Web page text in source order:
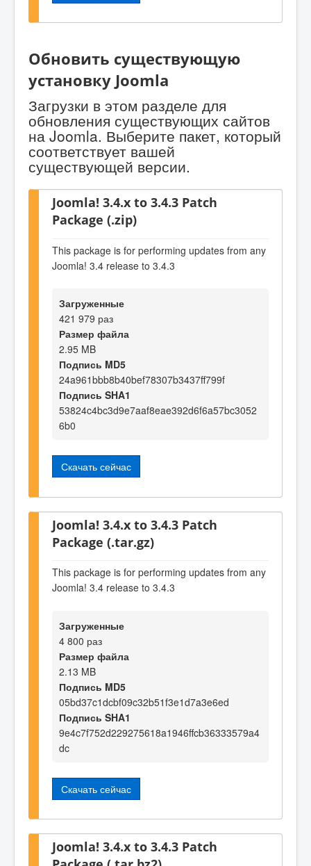
Обновить существующую
установку Joomla
Загрузки в этом разделе для
обновления существующих сайтов
на Joomla. Выберите пакет, который
соответствует вашей
существующей версии.
Joomla! 3.4.x to 3.4.3 Patch
Package (.zip)
This package is for performing updates from any
Joomla! 3.4 release to 3.4.3
Загруженные
421 979 раз
Размер файла
2.95 MB
Подпись MD5
24a961bbb8b40bef78307b3437ff799f
Подпись SHA1
53824c4bc3d9e7aaf8eae392d6f6a57bc3052
6b0
Скачать сейчас
Joomla! 3.4.x to 3.4.3 Patch
Package (.tar.gz)
This package is for performing updates from any
Joomla! 3.4 release to 3.4.3
Загруженные
4 800 раз
Размер файла
2.13 MB
Подпись MD5
05bd37c1dcbf09c32b51f3e1d7a3e6ed
Подпись SHA1
9e4c7f752d229275618a1946ffcb36333579a4
dc
Скачать сейчас
Joomla! 3.4.x to 3.4.3 Patch